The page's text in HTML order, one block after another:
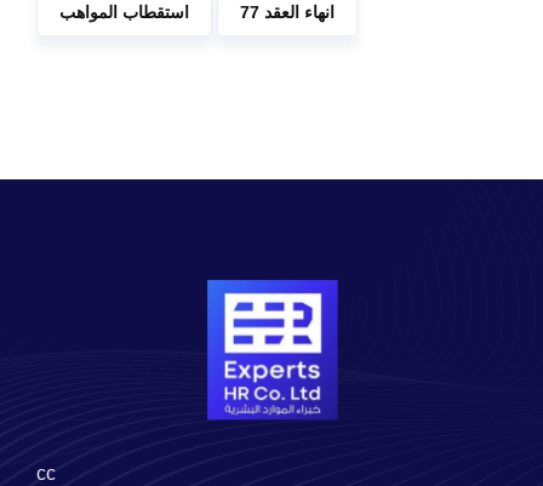
استقطاب المواهب انهاء العقد 77
cc